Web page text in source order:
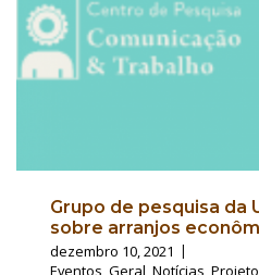
Grupo de pesquisa da
sobre arranjos
dezembro 10, 2021
Eventos Geral Notícias